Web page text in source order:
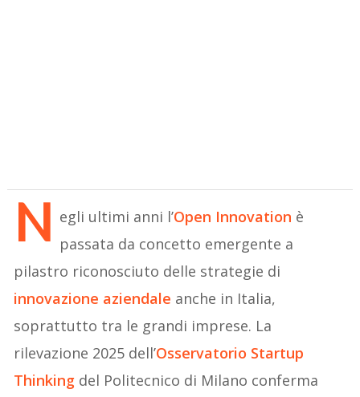
N egli ultimi anni l’Open Innovation è
passata da concetto emergente a
pilastro riconosciuto delle strategie di
innovazione aziendale anche in Italia,
soprattutto tra le grandi imprese. La
rilevazione 2025 dell’Osservatorio Startup
Thinking del Politecnico di Milano conferma